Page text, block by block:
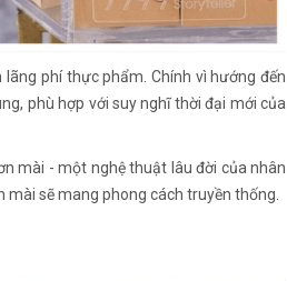
phí thực phẩm. Chính vì hướng đến
phù hợp với suy nghĩ thời đại mới của
mài - một nghệ thuật lâu đời của nhân
mài sẽ mang phong cách truyền thống.